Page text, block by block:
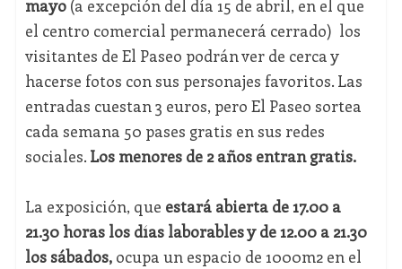
mayo(a excepción del día 15 de abril, en el que
el centro comercial permanecerá cerrado) los
visitantes de El Paseo podrán ver de cerca y
hacerse fotos con sus personajes favoritos. Las
entradas cuestan 3 euros, pero El Paseo sortea
cada semana 50 pases gratis en sus redes
sociales. Los menores de 2 años entran gratis.
La exposición, que estará abierta de 17.00 a
21.30 horas los días laborables y de 12.00 a 21.30
los sábados,ocupa un espacio de 1000m2 en el